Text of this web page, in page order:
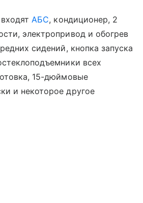
АБС, кондиционер, 2
электропривод и обогрев
сидений, кнопка запуска
всех
15-дюймовые
и некоторое другое